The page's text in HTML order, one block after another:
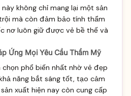
không chỉ mang lại một sản
mà còn đảm bảo tính thẩm
nơ luôn giữ được vẻ bề thế và
Ứng Mọi Yêu Cầu Thẩm Mỹ
chọn phổ biến nhất nhờ vẻ đẹp
năng bắt sáng tốt, tạo cảm
xuất hiện nay còn cung cấp